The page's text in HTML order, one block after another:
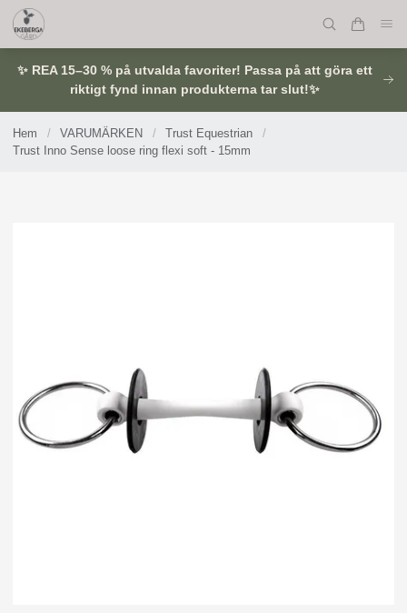
✨ REA 15–30 % på utvalda favoriter! Passa på att göra ett
riktigt fynd innan produkterna tar slut!✨
Hem / VARUMÄRKEN / Trust Equestrian
/
Trust Inno Sense loose ring flexi soft - 15mm